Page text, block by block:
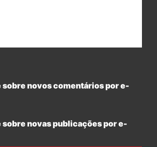
novos comentários por e-
novas publicações por e-